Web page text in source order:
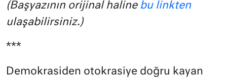
(Başyazının orijinal haline bu linkten
ulaşabilirsiniz.)
***
Demokrasiden otokrasiye doğru kayan